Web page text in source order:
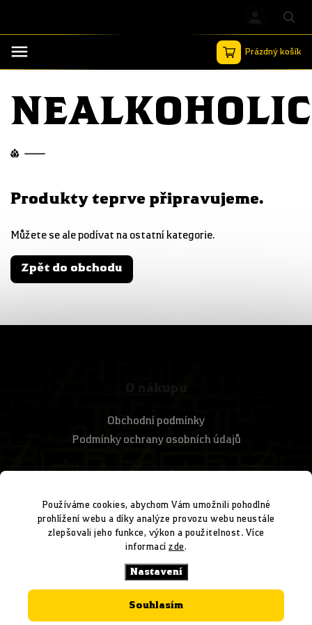
Používáme cookies, abychom Vám umožnili pohodlné
prohlížení webu a díky analýze provozu webu neustále
zlepšovali jeho funkce, výkon a použitelnost. Více
informací zde.
Nastavení
Souhlasím
Hledat
Prázdný košík
Produkty teprve připravujeme.
Můžete se ale podívat na ostatní kategorie.
Zpět do obchodu
Obchodní podmínky
Podmínky ochrany osobních údajů
Kontakt
+420 728 304 711
Přijímáme online platby